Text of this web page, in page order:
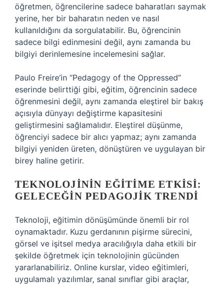
öğretmen, öğrencilerine sadece baharatları saymak
yerine, her bir baharatın neden ve nasıl
kullanıldığını da sorgulatabilir. Bu, öğrencinin
sadece bilgi edinmesini değil, aynı zamanda bu
bilgiyi derinlemesine incelemesini sağlar.
Paulo Freire’in “Pedagogy of the Oppressed”
eserinde belirttiği gibi, eğitim, öğrencinin sadece
öğrenmesini değil, aynı zamanda eleştirel bir bakış
açısıyla dünyayı değiştirme kapasitesini
geliştirmesini sağlamalıdır. Eleştirel düşünme,
öğrenciyi sadece bir alıcı yapmaz; aynı zamanda
bilgiyi yeniden üreten, dönüştüren ve uygulayan bir
birey haline getirir.
TEKNOLOJININ EĞITIME ETKISI:
GELECEĞIN PEDAGOJIK TRENDI
Teknoloji, eğitimin dönüşümünde önemli bir rol
oynamaktadır. Kuzu gerdanının pişirme sürecini,
görsel ve işitsel medya aracılığıyla daha etkili bir
şekilde öğretmek için teknolojinin gücünden
yararlanabiliriz. Online kurslar, video eğitimleri,
uygulamalı yazılımlar, sanal sınıflar gibi araçlar,